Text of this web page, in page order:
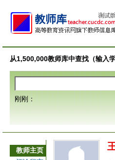
从1,500,000教师库中查找（输入
刚刚：
教师主页